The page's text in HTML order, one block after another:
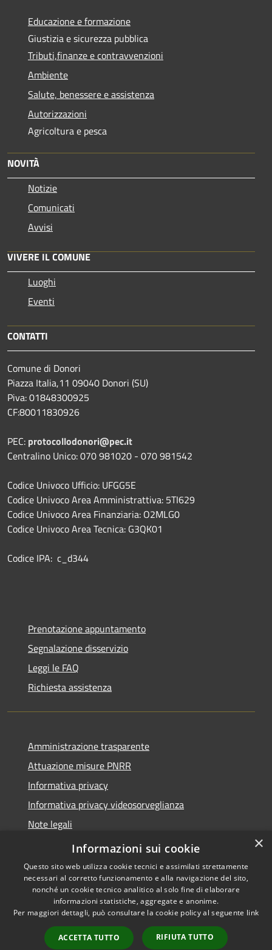
Educazione e formazione
Giustizia e sicurezza pubblica
Tributi,finanze e contravvenzioni
Ambiente
Salute, benessere e assistenza
Autorizzazioni
Agricoltura e pesca
NOVITÀ
Notizie
Comunicati
Avvisi
VIVERE IL COMUNE
Luoghi
Eventi
CONTATTI
Comune di Donori
Piazza Italia,11 09040 Donori (SU)
Piva: 01848300925
CF:80011830926
PEC: protocollodonori@pec.it
Centralino Unico: 070 981020 - 070 981542
Codice Univoco Ufficio: UFGG5E
Codice Univoco Area Amministrattiva: 5TI629
Codice Univoco Area Finanziaria: O2MLG0
Codice Univoco Area Tecnica: G3QK01
Codice IPA: c_d344
Prenotazione appuntamento
Segnalazione disservizio
Leggi le FAQ
Richiesta assistenza
Amministrazione trasparente
Attuazione misure PNRR
Informativa privacy
Informativa privacy videosorveglianza
Note legali
Dichiarazione di accessibilità
Accessibilità
Copyright © 2026 • Comune di
Donori • Powered by
Municipium•
Accesso
×
Informazioni sui cookie
Questo sito web utilizza cookie tecnici e assimilati strettamente
necessari al corretto funzionamento e alla navigazione del sito,
nonché un cookie tecnico analitico al solo fine di elaborare
informazioni statistiche, aggregate e anonime.
Per maggiori dettagli, può consultare la cookie policy al seguente link
ACCETTA TUTTO RIFIUTA TUTTO